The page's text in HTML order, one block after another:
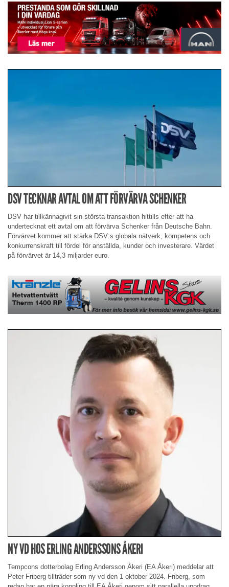
DSV TECKNAR AVTAL OM ATT FÖRVÄRVA SCHENKER
DSV har tillkännagivit sin största transaktion hittills efter att ha
undertecknat ett avtal om att förvärva Schenker från Deutsche Bahn.
Förvärvet kommer att stärka DSV:s globala nätverk, kompetens och
konkurrenskraft till fördel för anställda, kunder och investerare. Värdet
på förvärvet är 14,3 miljarder euro.
NY VD HOS ERLING ANDERSSONS ÅKERI
Tempcons dotterbolag Erling Andersson Åkeri (EA Åkeri) meddelar att
Peter Friberg tillträder som ny vd den 1 oktober 2024. Friberg, som